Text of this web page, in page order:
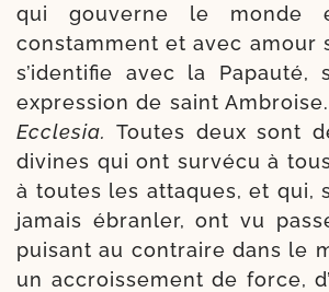
qui gou­verne le monde
constam­ment et avec amour
s’identifie avec la Papauté,
expres­sion de saint Ambroise.
Ecclesia. Toutes deux sont
divines qui ont sur­vé­cu à
à toutes les attaques, et qui,
jamais ébran­ler, ont vu
pui­sant au contraire dans le
un accrois­se­ment de force,